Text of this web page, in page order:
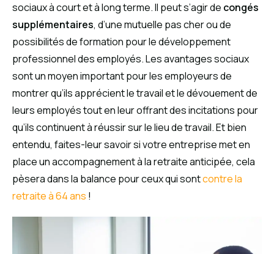
sociaux à court et à long terme. Il peut s’agir de congés
supplémentaires, d’une mutuelle pas cher ou de
possibilités de formation pour le développement
professionnel des employés. Les avantages sociaux
sont un moyen important pour les employeurs de
montrer qu’ils apprécient le travail et le dévouement de
leurs employés tout en leur offrant des incitations pour
qu’ils continuent à réussir sur le lieu de travail. Et bien
entendu, faites-leur savoir si votre entreprise met en
place un accompagnement à la retraite anticipée, cela
pèsera dans la balance pour ceux qui sontcontre la
retraite à 64 ans !